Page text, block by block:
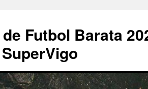
Futbol Barata